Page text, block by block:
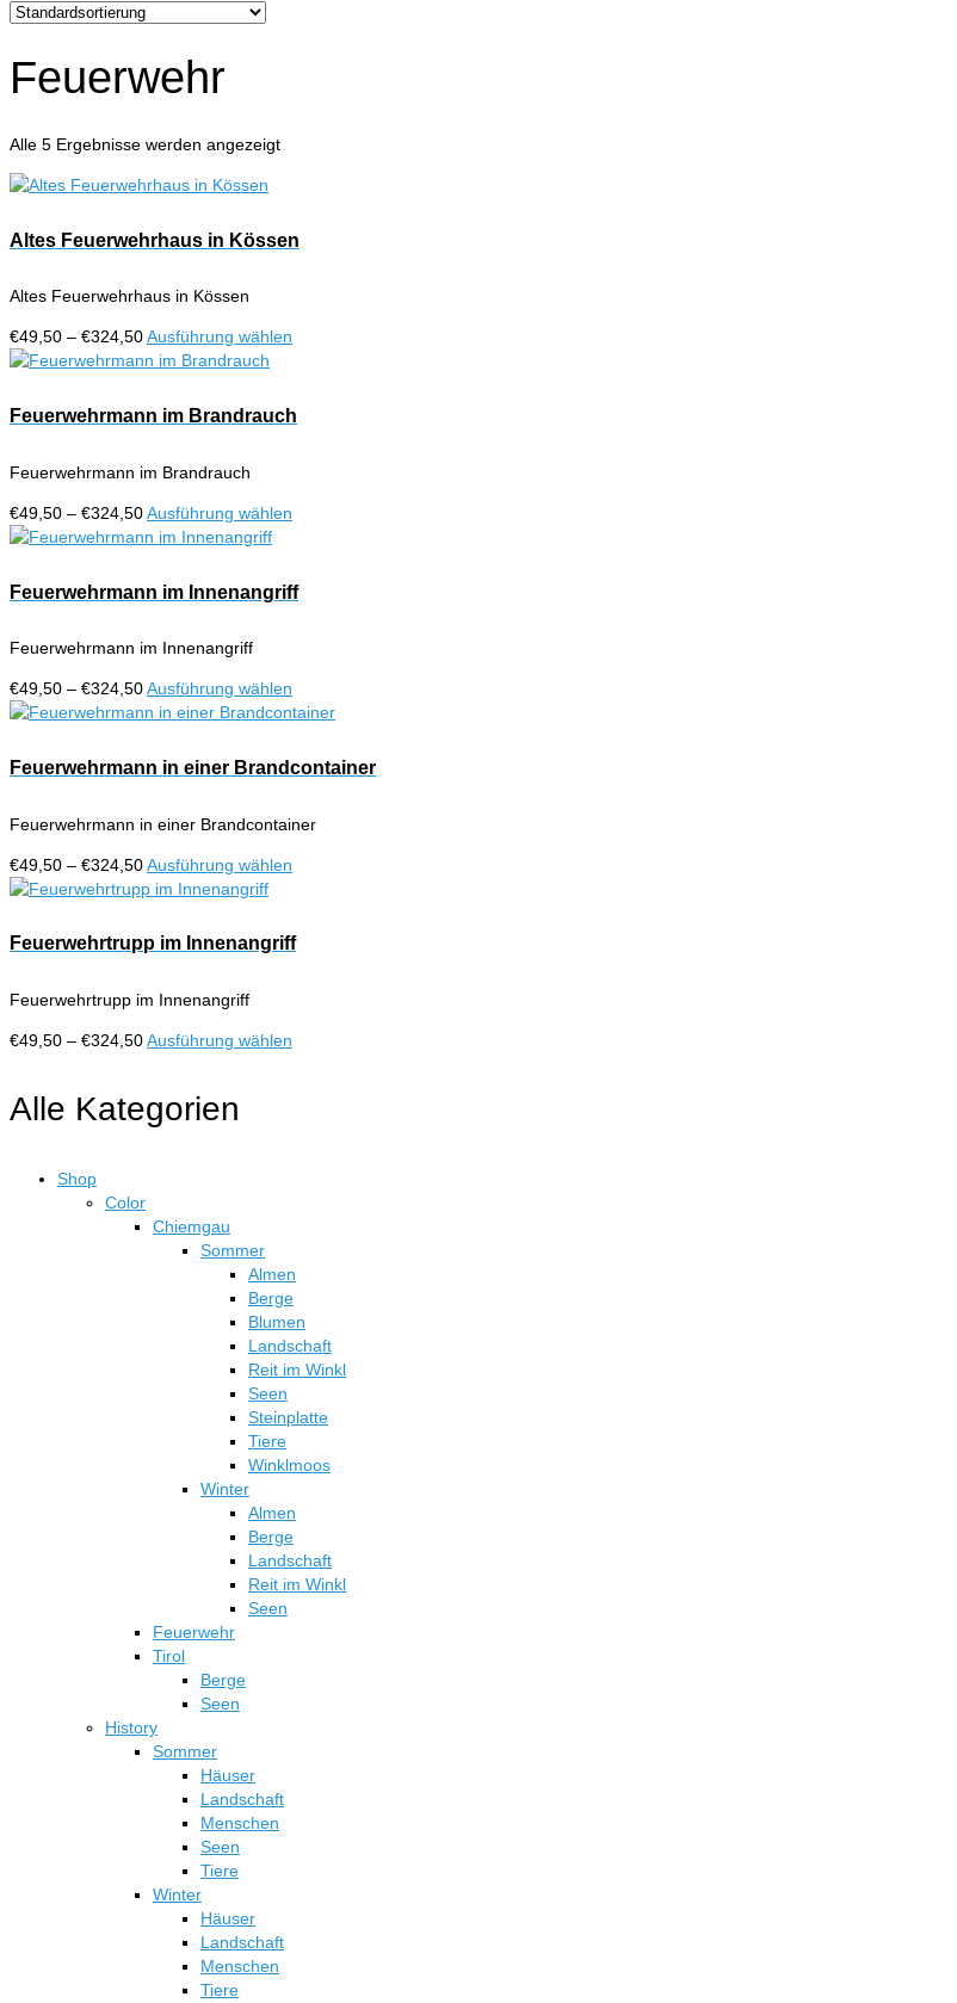
Feuerwehr
Alle 5 Ergebnisse werden angezeigt
Altes Feuerwehrhaus in Kössen
Altes Feuerwehrhaus in Kössen
€49,50 – €324,50Preisspanne:
€49,50
€324,50
Ausführung wählen
mehrere
Varianten
können
Produktseite
Feuerwehrmann im Brandrauch
Feuerwehrmann im Brandrauch
€49,50 – €324,50Preisspanne:
€49,50
€324,50
Ausführung wählen
mehrere
Varianten
können
auf
Produktseite
werden
Feuerwehrmann im Innenangriff
Feuerwehrmann im Innenangriff
€49,50 – €324,50Preisspanne:
€49,50
€324,50
Ausführung wählen
Produkt
mehrere
Varianten
Die
können
Produktseite
Feuerwehrmann in einer Brandcontainer
Feuerwehrmann in einer Brandcontainer
€49,50 – €324,50Preisspanne:
€49,50
€324,50
Ausführung wählen
mehrere
können
Feuerwehrtrupp im Innenangriff
Feuerwehrtrupp im Innenangriff
€49,50 – €324,50Preisspanne:
€324,50
Ausführung wählen
der
Produktseite
gewählt
werden
Alle Kategorien
Shop
Color
Chiemgau
Sommer
Almen
Berge
Blumen
Landschaft
Reit im Winkl
Seen
Steinplatte
Tiere
Winklmoos
Winter
Almen
Berge
Landschaft
Reit im Winkl
Seen
Feuerwehr
Tirol
Berge
Seen
History
Sommer
Häuser
Landschaft
Menschen
Seen
Tiere
Winter
Häuser
Landschaft
Menschen
Tiere